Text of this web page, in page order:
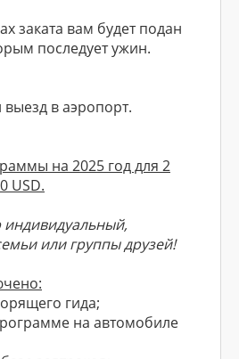
заката вам будет подан
последует ужин.
выезд в аэропорт.
на 2025 год для 2
USD.
или группы друзей!
гида;
на автомобиле